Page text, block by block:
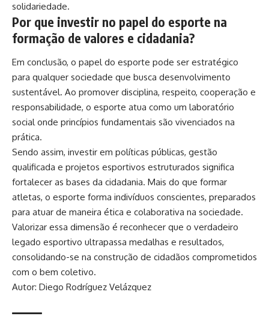
solidariedade.
Por que investir no papel do esporte na
formação de valores e cidadania?
Em conclusão, o papel do esporte pode ser estratégico
para qualquer sociedade que busca desenvolvimento
sustentável. Ao promover disciplina, respeito, cooperação e
responsabilidade, o esporte atua como um laboratório
social onde princípios fundamentais são vivenciados na
prática.
Sendo assim, investir em políticas públicas, gestão
qualificada e projetos esportivos estruturados significa
fortalecer as bases da cidadania. Mais do que formar
atletas, o esporte forma indivíduos conscientes, preparados
para atuar de maneira ética e colaborativa na sociedade.
Valorizar essa dimensão é reconhecer que o verdadeiro
legado esportivo ultrapassa medalhas e resultados,
consolidando-se na construção de cidadãos comprometidos
com o bem coletivo.
Autor: Diego Rodríguez Velázquez